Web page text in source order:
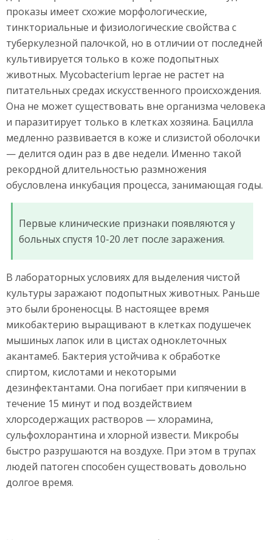
проказы имеет схожие морфологические,
тинкториальные и физиологические свойства с
туберкулезной палочкой, но в отличии от последней
культивируется только в коже подопытных
животных. Mycobacterium leprae не растет на
питательных средах искусственного происхождения.
Она не может существовать вне организма человека
и паразитирует только в клетках хозяина. Бацилла
медленно развивается в коже и слизистой оболочки
— делится один раз в две недели. Именно такой
рекордной длительностью размножения
обусловлена инкубация процесса, занимающая годы.
Первые клинические признаки появляются у
больных спустя 10-20 лет после заражения.
В лабораторных условиях для выделения чистой
культуры заражают подопытных животных. Раньше
это были броненосцы. В настоящее время
микобактерию выращивают в клетках подушечек
мышиных лапок или в цистах одноклеточных
акантамеб. Бактерия устойчива к обработке
спиртом, кислотами и некоторыми
дезинфектантами. Она погибает при кипячении в
течение 15 минут и под воздействием
хлорсодержащих растворов — хлорамина,
сульфохлорантина и хлорной извести. Микробы
быстро разрушаются на воздухе. При этом в трупах
людей патоген способен существовать довольно
долгое время.